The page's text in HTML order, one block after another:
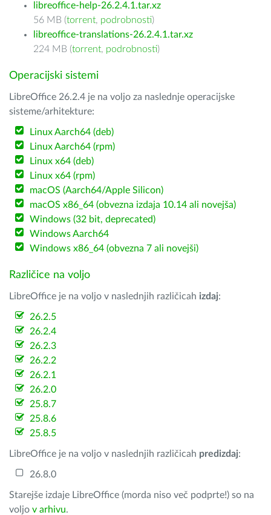
libreoffice-help-26.2.4.1.tar.xz
56 MB (torrent, podrobnosti)
libreoffice-translations-26.2.4.1.tar.xz
224 MB (torrent, podrobnosti)
Operacijski sistemi
LibreOffice 26.2.4 je na voljo za naslednje operacijske
sisteme/arhitekture:
Linux Aarch64 (deb)
Linux Aarch64 (rpm)
Linux x64 (deb)
Linux x64 (rpm)
macOS (Aarch64/Apple Silicon)
macOS x86_64 (obvezna izdaja 10.14 ali novejša)
Windows (32 bit, deprecated)
Windows Aarch64
Windows x86_64 (obvezna 7 ali novejši)
Različice na voljo
LibreOffice je na voljo v naslednjih različicah izdaj:
26.2.5
26.2.4
26.2.3
26.2.2
26.2.1
26.2.0
25.8.7
25.8.6
25.8.5
LibreOffice je na voljo v naslednjih različicah predizdaj:
26.8.0
Starejše izdaje LibreOffice (morda niso več podprte!) so na
voljo v arhivu.